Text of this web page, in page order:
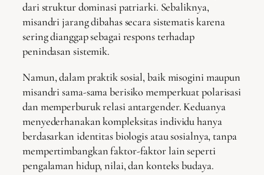
dari struktur dominasi patriarki. Sebaliknya,
misandri jarang dibahas secara sistematis karena
sering dianggap sebagai respons terhadap
penindasan sistemik.
Namun, dalam praktik sosial, baik misogini maupun
misandri sama-sama berisiko memperkuat polarisasi
dan memperburuk relasi antargender. Keduanya
menyederhanakan kompleksitas individu hanya
berdasarkan identitas biologis atau sosialnya, tanpa
mempertimbangkan faktor-faktor lain seperti
pengalaman hidup, nilai, dan konteks budaya.